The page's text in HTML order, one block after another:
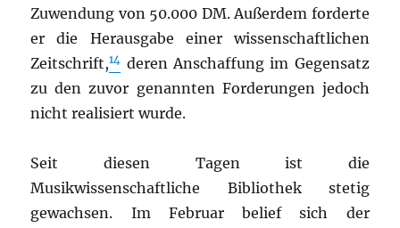
Zuwendung von 50.000 DM. Außerdem forderte
er die Herausgabe einer wissenschaftlichen
Zeitschrift,14 deren Anschaffung im Gegensatz
zu den zuvor genannten Forderungen jedoch
nicht realisiert wurde.
Seit diesen Tagen ist die
Musikwissenschaftliche Bibliothek stetig
gewachsen. Im Februar belief sich der